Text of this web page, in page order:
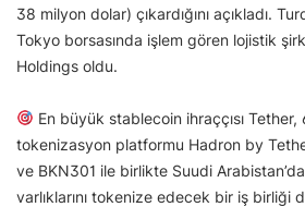
38 milyon dolar) çıkardığını açıkladı.
Tokyo borsasında işlem gören lojistik
Holdings oldu.
En büyük stablecoin ihraççısı Tether,
tokenizasyon platformu Hadron by
ve BKN301 ile birlikte Suudi
varlıklarını tokenize edecek bir iş birliği